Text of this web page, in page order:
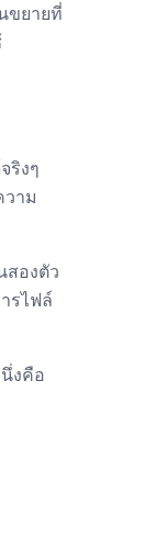
ขยายที่
ริงๆ
าม
สองตัว
รไฟล์
งคือ